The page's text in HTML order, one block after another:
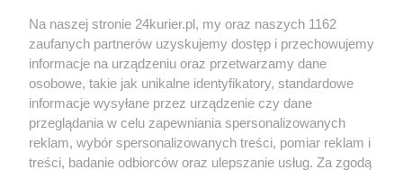
Zapamiętać?
Zaloguj
Na naszej stronie 24kurier.pl, my oraz naszych 1162
zaufanych partnerów uzyskujemy dostęp i przechowujemy
informacje na urządzeniu oraz przetwarzamy dane
osobowe, takie jak unikalne identyfikatory, standardowe
informacje wysyłane przez urządzenie czy dane
przeglądania w celu zapewniania spersonalizowanych
reklam, wybór spersonalizowanych treści, pomiar reklam i
treści, badanie odbiorców oraz ulepszanie usług. Za zgodą